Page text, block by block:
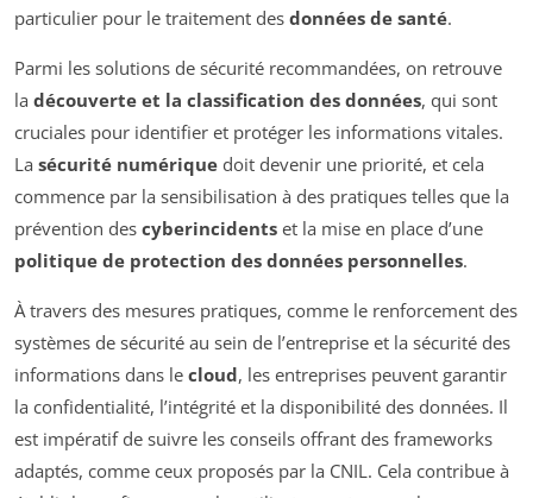
particulier pour le traitement des données de santé.
Parmi les solutions de sécurité recommandées, on retrouve
la découverte et la classification des données, qui sont
cruciales pour identifier et protéger les informations vitales.
La sécurité numérique doit devenir une priorité, et cela
commence par la sensibilisation à des pratiques telles que la
prévention des cyberincidents et la mise en place d’une
politique de protection des données personnelles.
À travers des mesures pratiques, comme le renforcement des
systèmes de sécurité au sein de l’entreprise et la sécurité des
informations dans le cloud, les entreprises peuvent garantir
la confidentialité, l’intégrité et la disponibilité des données. Il
est impératif de suivre les conseils offrant des frameworks
adaptés, comme ceux proposés par la CNIL. Cela contribue à